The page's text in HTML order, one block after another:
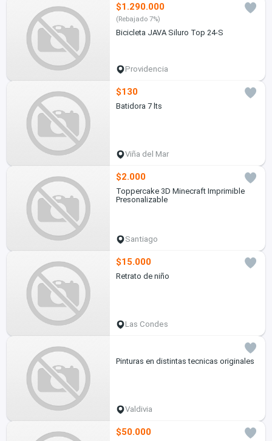
$1.290.000
(Rebajado 7%)
Bicicleta JAVA Siluro Top 24-S
Providencia
$130
Batidora 7 lts
Viña del Mar
$2.000
Toppercake 3D Minecraft Imprimible
Presonalizable
Santiago
$15.000
Retrato de niño
Las Condes
Pinturas en distintas tecnicas originales
Valdivia
$50.000